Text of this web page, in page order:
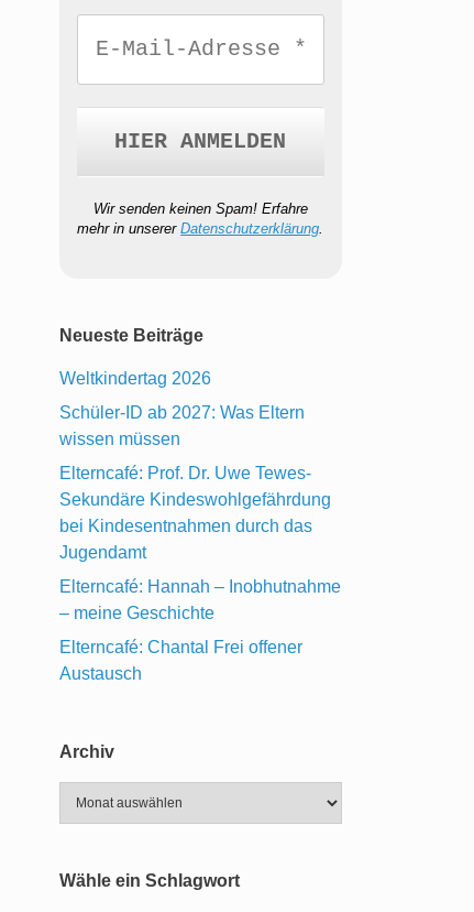
Wir senden keinen Spam! Erfahre
mehr in unsererDatenschutzerklärung.
Neueste Beiträge
Weltkindertag 2026
Schüler-ID ab 2027: Was Eltern
wissen müssen
Elterncafé: Prof. Dr. Uwe Tewes-
Sekundäre Kindeswohlgefährdung
bei Kindesentnahmen durch das
Jugendamt
Elterncafé: Hannah – Inobhutnahme
– meine Geschichte
Elterncafé: Chantal Frei offener
Austausch
Archiv
Wähle ein Schlagwort